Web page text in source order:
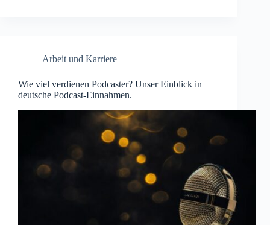
Arbeit und Karriere
Wie viel verdienen Podcaster? Unser Einblick in
deutsche Podcast-Einnahmen.